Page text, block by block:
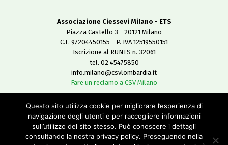
Associazione Ciessevi Milano - ETS
Piazza Castello 3 - 20121 Milano
C.F. 97204450155 - P. IVA 12519550151
Iscrizione al RUNTS n. 32061
tel. 02 45475850
info.milano@csvlombardia.it
Fare un reclamo a CSV Milano
Copyright 2019
All Rights Reserved
-
Questo sito utilizza cookie per migliorare l’esperienza di
navigazione degli utenti e per raccogliere informazioni
sull’utilizzo del sito stesso. Può conoscere i dettagli
consultando la nostra privacy policy. Proseguendo nella